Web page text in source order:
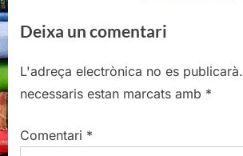
v
o
u
P
x
P
o
t
Deixa un comentari
L'adreça electrònica no es publicarà.
necessaris estan marcats amb *
Comentari *